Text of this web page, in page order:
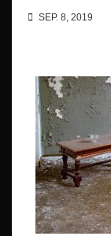
SEP. 8, 2019